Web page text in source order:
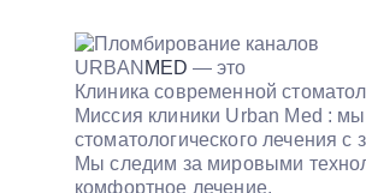
URBAN MED — это
Клиника современной
Миссия клиники Urban Med :
стоматологического лечения с
Мы следим за мировыми
комфортное лечение.